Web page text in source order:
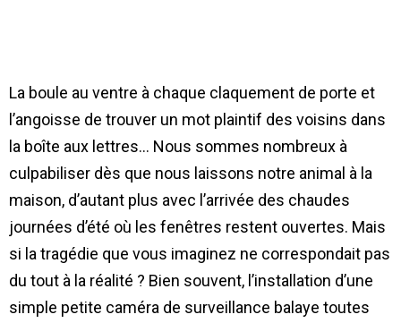
La boule au ventre à chaque claquement de porte et
l’angoisse de trouver un mot plaintif des voisins dans
la boîte aux lettres… Nous sommes nombreux à
culpabiliser dès que nous laissons notre animal à la
maison, d’autant plus avec l’arrivée des chaudes
journées d’été où les fenêtres restent ouvertes. Mais
si la tragédie que vous imaginez ne correspondait pas
du tout à la réalité ? Bien souvent, l’installation d’une
simple petite caméra de surveillance balaye toutes